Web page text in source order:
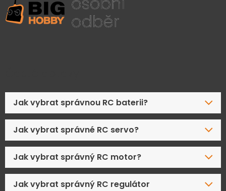
Jak vybrat správnou RC baterii?
Jak vybrat správné RC servo?
Jak vybrat správný RC motor?
Jak vybrat správný RC regulátor